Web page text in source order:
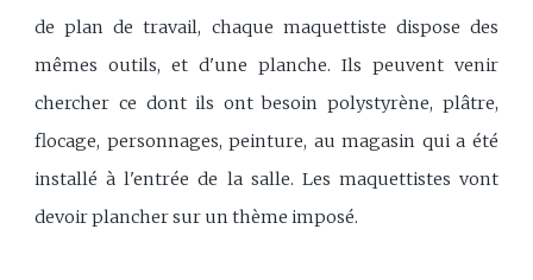
de plan de travail, chaque maquettiste dispose des
mêmes outils, et d'une planche. Ils peuvent venir
chercher ce dont ils ont besoin polystyrène, plâtre,
flocage, personnages, peinture, au magasin qui a été
installé à l'entrée de la salle. Les maquettistes vont
devoir plancher sur un thème imposé.